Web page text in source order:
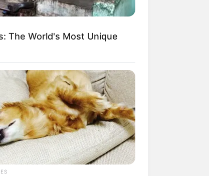
Kanopi Tempat
Serasa Beristirahat di
Raja
The World's Most Unique